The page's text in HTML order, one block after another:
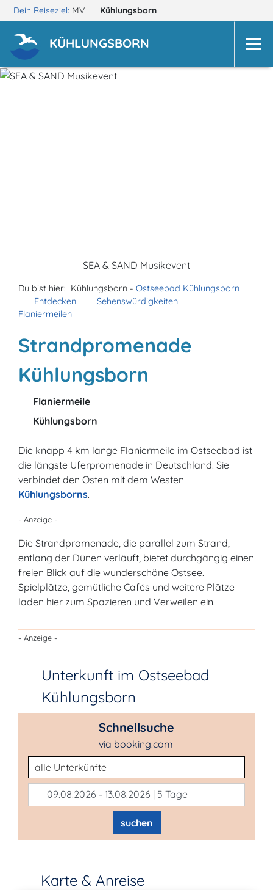
Dein Reiseziel: MV Kühlungsborn
KÜHLUNGSBORN
SEA & SAND Musikevent
Du bist hier: Kühlungsborn - Ostseebad Kühlungsborn
Entdecken
Sehenswürdigkeiten
Flaniermeilen
Strandpromenade
Kühlungsborn
Flaniermeile
Kühlungsborn
Die knapp 4 km lange Flaniermeile im Ostseebad ist
die längste Uferpromenade in Deutschland. Sie
verbindet den Osten mit dem Westen
Kühlungsborns.
- Anzeige -
Die Strandpromenade, die parallel zum Strand,
entlang der Dünen verläuft, bietet durchgängig einen
freien Blick auf die wunderschöne Ostsee.
Spielplätze, gemütliche Cafés und weitere Plätze
laden hier zum Spazieren und Verweilen ein.
- Anzeige -
Unterkunft im Ostseebad
Kühlungsborn
Schnellsuche
via booking.com
Unterkunftsart
09.08.2026 - 13.08.2026 | 5 Tage
suchen
Karte & Anreise